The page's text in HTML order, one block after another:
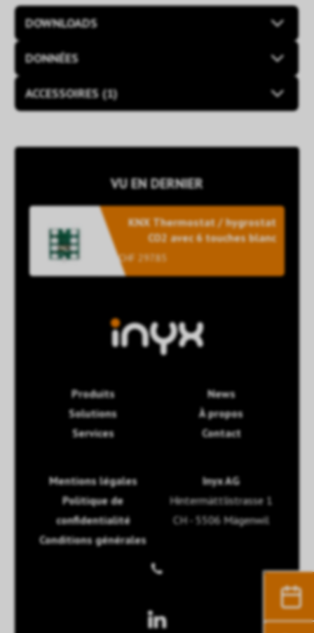
DOWNLOADS
DONNÉES
ACCESSOIRES (1)
VU EN DERNIER
KNX Thermostat / hygrostat
CO2 avec 6 touches blanc
CHF 297.85
Produits
Solutions
Services
News
À propos
Contact
Mentions légales
Politique de
confidentialité
Conditions générales
Inyx AG
Hintermättlistrasse 1
CH - 5506 Mägenwil